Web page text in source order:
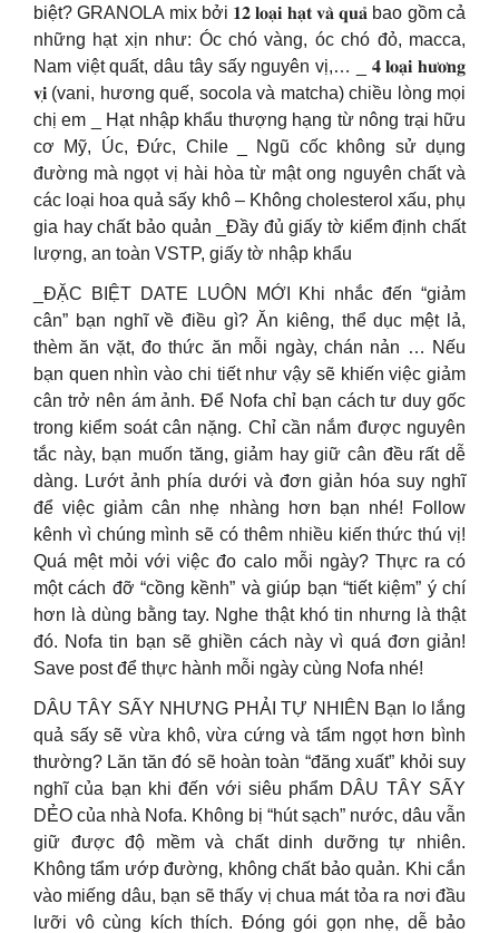
biệt? GRANOLA mix bởi 𝟏𝟐 𝐥𝐨𝐚̣𝐢 𝐡𝐚̣𝐭 𝐯𝐚̀ 𝐪𝐮𝐚̉ bao gồm cả
những hạt xịn như: Óc chó vàng, óc chó đỏ, macca,
Nam việt quất, dâu tây sấy nguyên vị,… _ 𝟒 𝐥𝐨𝐚̣𝐢 𝐡𝐮̛𝐨̛𝐧𝐠
𝐯𝐢̣ (vani, hương quế, socola và matcha) chiều lòng mọi
chị em _ Hạt nhập khẩu thượng hạng từ nông trại hữu
cơ Mỹ, Úc, Đức, Chile _ Ngũ cốc không sử dụng
đường mà ngọt vị hài hòa từ mật ong nguyên chất và
các loại hoa quả sấy khô – Không cholesterol xấu, phụ
gia hay chất bảo quản _Đầy đủ giấy tờ kiểm định chất
lượng, an toàn VSTP, giấy tờ nhập khẩu
_ĐẶC BIỆT DATE LUÔN MỚI Khi nhắc đến “giảm
cân” bạn nghĩ về điều gì? Ăn kiêng, thể dục mệt lả,
thèm ăn vặt, đo thức ăn mỗi ngày, chán nản … Nếu
bạn quen nhìn vào chi tiết như vậy sẽ khiến việc giảm
cân trở nên ám ảnh. Để Nofa chỉ bạn cách tư duy gốc
trong kiểm soát cân nặng. Chỉ cần nắm được nguyên
tắc này, bạn muốn tăng, giảm hay giữ cân đều rất dễ
dàng. Lướt ảnh phía dưới và đơn giản hóa suy nghĩ
để việc giảm cân nhẹ nhàng hơn bạn nhé! Follow
kênh vì chúng mình sẽ có thêm nhiều kiến thức thú vị!
Quá mệt mỏi với việc đo calo mỗi ngày? Thực ra có
một cách đỡ “cồng kềnh” và giúp bạn “tiết kiệm” ý chí
hơn là dùng bằng tay. Nghe thật khó tin nhưng là thật
đó. Nofa tin bạn sẽ ghiền cách này vì quá đơn giản!
Save post để thực hành mỗi ngày cùng Nofa nhé!
DÂU TÂY SẤY NHƯNG PHẢI TỰ NHIÊN Bạn lo lắng
quả sấy sẽ vừa khô, vừa cứng và tẩm ngọt hơn bình
thường? Lăn tăn đó sẽ hoàn toàn “đăng xuất” khỏi suy
nghĩ của bạn khi đến với siêu phẩm DÂU TÂY SẤY
DẺO của nhà Nofa. Không bị “hút sạch” nước, dâu vẫn
giữ được độ mềm và chất dinh dưỡng tự nhiên.
Không tẩm ướp đường, không chất bảo quản. Khi cắn
vào miếng dâu, bạn sẽ thấy vị chua mát tỏa ra nơi đầu
lưỡi vô cùng kích thích. Đóng gói gọn nhẹ, dễ bảo